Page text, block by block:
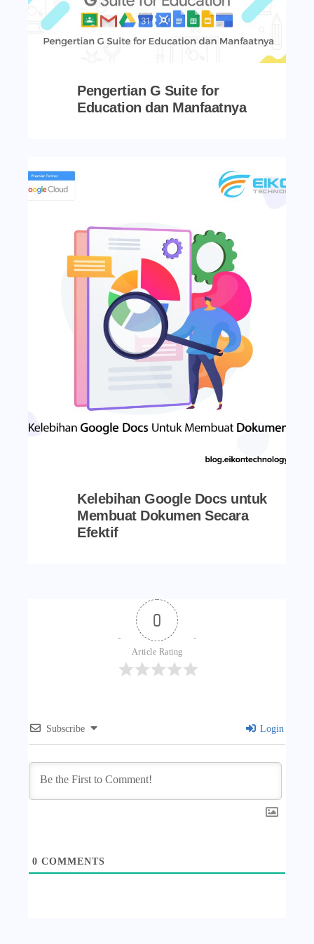
Pengertian G Suite for
Education dan Manfaatnya
Kelebihan Google Docs untuk
Membuat Dokumen Secara
Efektif
0
Article Rating
Subscribe Login
0 COMMENTS